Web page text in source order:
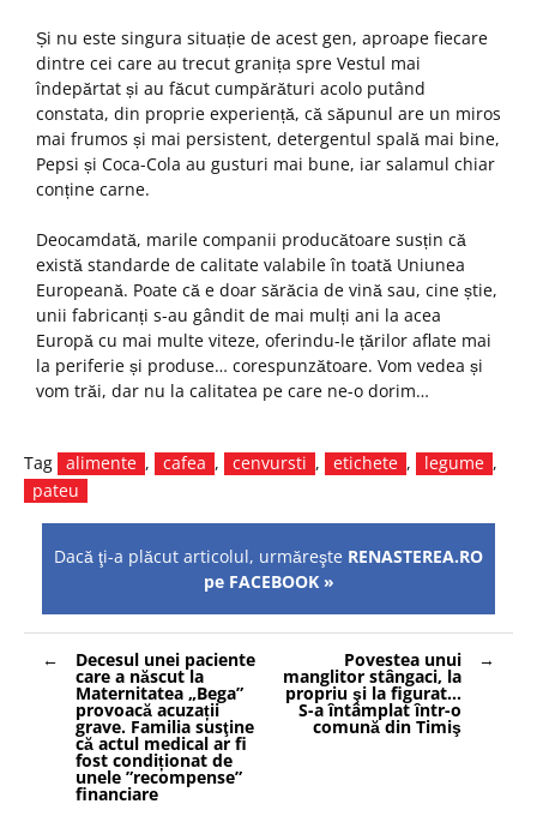
Și nu este singura situație de acest gen, aproape fiecare
dintre cei care au trecut granița spre Vestul mai
îndepărtat și au făcut cumpărături acolo putând
constata, din proprie experiență, că săpunul are un miros
mai frumos și mai persistent, detergentul spală mai bine,
Pepsi și Coca-Cola au gusturi mai bune, iar salamul chiar
conține carne.
Deocamdată, marile companii producătoare susțin că
există standarde de calitate valabile în toată Uniunea
Europeană. Poate că e doar sărăcia de vină sau, cine știe,
unii fabricanți s-au gândit de mai mulți ani la acea
Europă cu mai multe viteze, oferindu-le țărilor aflate mai
la periferie și produse… corespunzătoare. Vom vedea și
vom trăi, dar nu la calitatea pe care ne-o dorim…
Tag alimente , cafea , cenvursti , etichete , legume ,
pateu
Dacă ţi-a plăcut articolul, urmăreşte RENASTEREA.RO
pe FACEBOOK »
Navigare
în
articole
Decesul unei paciente
care a născut la
Maternitatea „Bega”
provoacă acuzații
grave. Familia susţine
că actul medical ar fi
fost condiționat de
unele ”recompense”
financiare
Povestea unui
manglitor stângaci, la
propriu şi la figurat…
S-a întâmplat într-o
comună din Timiş